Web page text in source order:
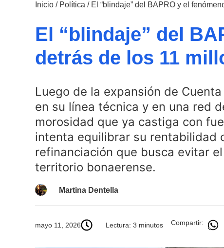
Inicio / Política / El “blindaje” del BAPRO y el
El “blindaje” del
detrás de los 11
Luego de la expansión de
en su línea técnica y en una red
morosidad que ya castiga con
intenta equilibrar su rentabilidad
refinanciación que busca evitar
territorio bonaerense.
Martina Dentella
mayo 11, 2026 Lectura: 3 minutos Compartir: